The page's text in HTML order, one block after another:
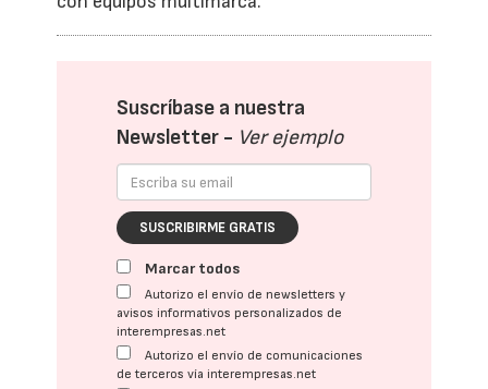
Suscríbase a nuestra
Newsletter - Ver ejemplo
SUSCRIBIRME GRATIS
Marcar todos
Autorizo el envío de newsletters y
avisos informativos personalizados de
interempresas.net
Autorizo el envío de comunicaciones
de terceros vía interempresas.net